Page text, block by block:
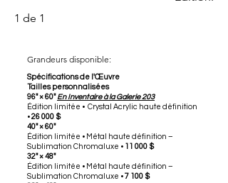
1 de 1
Grandeurs disponible:
Spécifications de l'Œuvre
Tailles personnalisées
96" × 60"En Inventaire à la Galerie 203
Édition limitée • Crystal Acrylic haute définition
•26 000 $
40" × 60"
Édition limitée • Métal haute définition –
Sublimation Chromaluxe • 11 000 $
32" × 48"
Édition limitée • Métal haute définition –
Sublimation Chromaluxe •7 100 $